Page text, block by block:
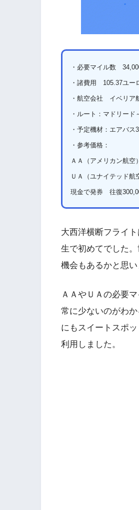
・必要マイル数
・ 諸費用 105.37ユー
・ 航空会社 イベリア
・ルート：マドリード
・ 予定機材：エアバス
・参考価格：
ＡＡ（アメリカン航
ＵＡ（ユナイテッド
現金で発券 往復3
大西洋横断フライ
生で初めてでした
機会もあるかと思
ＡＡやＵＡの必要
常に少ないのがわ
にもスイートスポ
利用しました。